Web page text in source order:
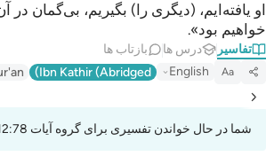
او یافته‌ایم، (دیگری را) بگیریم، بی‌گمان
خواهیم بود».
تفاسیر درس ها بازتاب ها
Aa
English
Ibn Kathir (Abridged)
شما در حال خواندن تفسیری برای گروه آیات 12:78 تا 12:79